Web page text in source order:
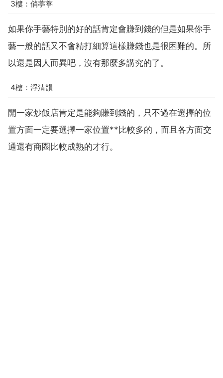
3樓：俏葶葶
如果你手藝特別的好的話肯定會賺到錢的但是如果你手
藝一般的話又不會精打細算這樣賺錢也是很困難的。所
以還是因人而異吧，沒有那麼多講究的了。
4樓：浮清韻
開一家炒飯店肯定是能夠賺到錢的，只不過在選擇的位
置方面一定要選擇一家位置**比較多的，而且各方面交
通還有商圈比較成熟的才行。